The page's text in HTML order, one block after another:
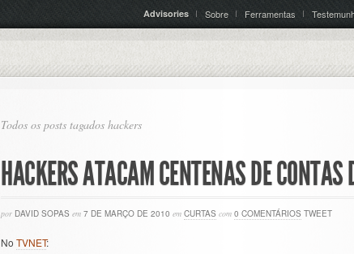
Advisories Sobre Ferramentas
Todos os posts tagados hackers
HACKERS ATACAM CENTENAS DE CONTAS
por DAVID SOPAS em 7 DE MARÇO DE 2010 em CURTAS com 0 COMENTÁRIOS TWEET
No TVNET: